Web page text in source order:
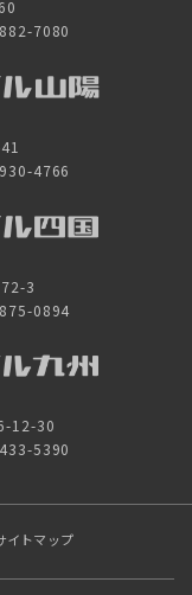
7080
4766
3
0894
12-30
5390
イトマップ